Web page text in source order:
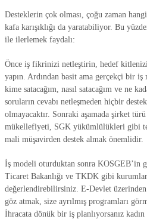
Desteklerin çok olması, çoğu zaman hangi
kafa karışıklığı da yaratabiliyor. Bu
ile ilerlemek faydalı:
Önce iş fikrinizi netleştirin, hedef
yapın. Ardından basit ama gerçekçi bir iş
kime satacağım, nasıl satacağım ve ne
soruların cevabı netleşmeden hiçbir
olmayacaktır. Sonraki aşamada şirket
mükellefiyeti, SGK yükümlülükleri gibi
mali müşavirden destek almak önemlidir.
İş modeli oturduktan sonra KOSGEB’in
Ticaret Bakanlığı ve TKDK gibi
değerlendirebilirsiniz. E-Devlet
göz atmak, size ayrılmış programları
İhracata dönük bir iş planlıyorsanız kadın